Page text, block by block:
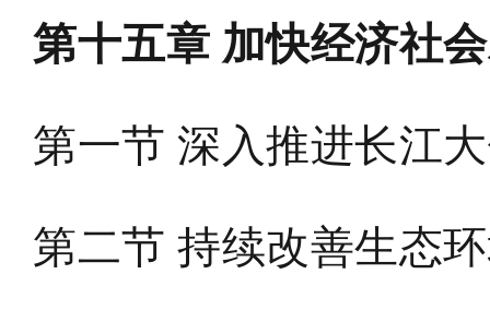
第十五章 加快经济社
第一节 深入推进长江
第二节 持续改善生态